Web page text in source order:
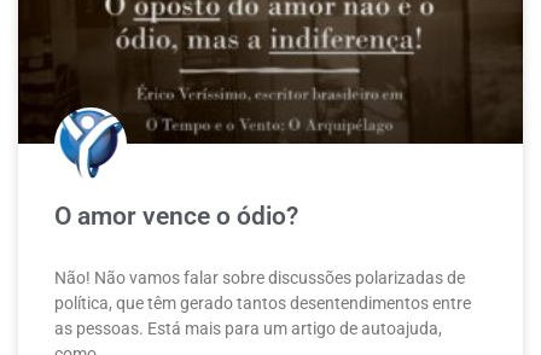
O amor vence o ódio?
Não! Não vamos falar sobre discussões polarizadas de
política, que têm gerado tantos desentendimentos entre
as pessoas. Está mais para um artigo de autoajuda,